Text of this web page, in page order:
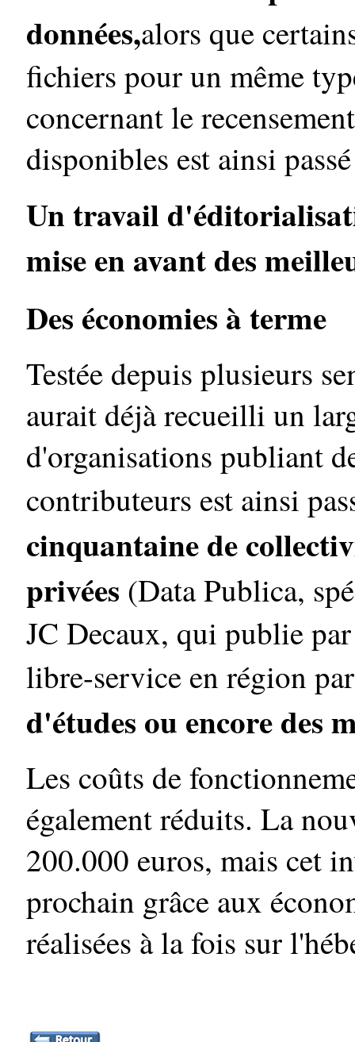
données,alors que
fichiers pour un même
concernant le
disponibles est ainsi
Un travail
mise en avant des
Des économies à terme
Testée depuis plusieurs
aurait déjà recueilli un
d'organisations publiant
contributeurs est ainsi
cinquantaine de
privées (Data Publica,
JC Decaux, qui publie
libre-service en région
d'études ou encore des
Les coûts de
également réduits. La
200.000 euros, mais cet
prochain grâce aux
réalisées à la fois sur